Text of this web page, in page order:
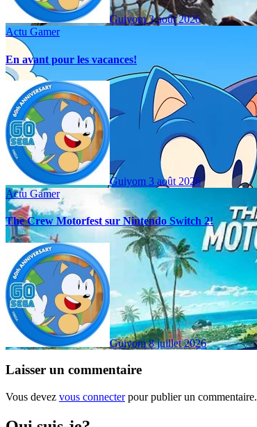
Guiyom3 août 2026
Actu Gamer
En avant pour les vacances!
Guiyom 3 août 2026
Actu Gamer
The Crew Motorfest sur Nintendo Switch 2!
Guiyom8 juillet 2026
Laisser un commentaire
Vous devez vous connecterpour publier un commentaire.